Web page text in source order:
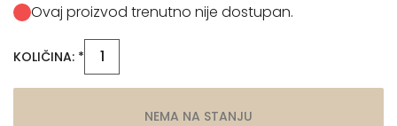
Ovaj proizvod trenutno nije dostupan.
KOLIČINA: *
NEMA NA STANJU